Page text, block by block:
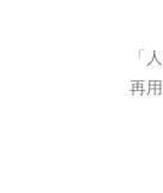
「
再